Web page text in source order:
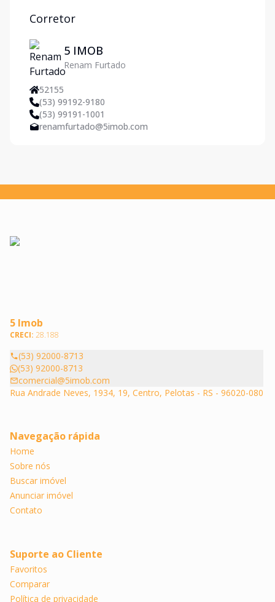
Corretor
5 IMOB
Renam Furtado
52155
(53) 99192-9180
(53) 99191-1001
renamfurtado@5imob.com
5 Imob
CRECI: 28.188
(53) 92000-8713
(53) 92000-8713
comercial@5imob.com
Rua Andrade Neves, 1934, 19, Centro, Pelotas - RS - 96020-080
Navegação rápida
Home
Sobre nós
Buscar imóvel
Anunciar imóvel
Contato
Suporte ao Cliente
Favoritos
Comparar
Política de privacidade